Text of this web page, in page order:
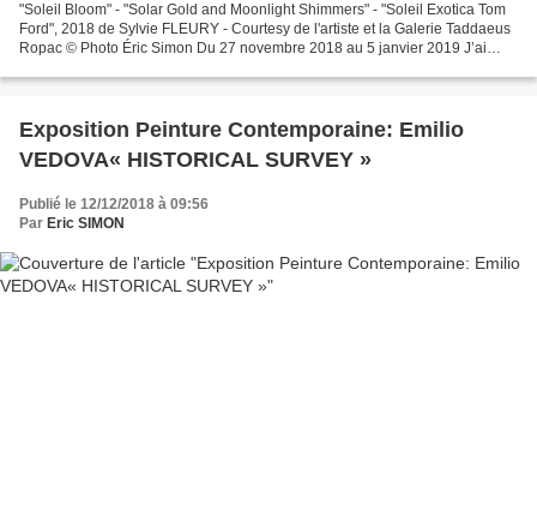
"Soleil Bloom" - "Solar Gold and Moonlight Shimmers" - "Soleil Exotica Tom
Ford", 2018 de Sylvie FLEURY - Courtesy de l'artiste et la Galerie Taddaeus
Ropac © Photo Éric Simon Du 27 novembre 2018 au 5 janvier 2019 J’ai
Exposition Peinture Contemporaine: Emilio
VEDOVA« HISTORICAL SURVEY »
Publié le 12/12/2018 à 09:56
Par Eric SIMON